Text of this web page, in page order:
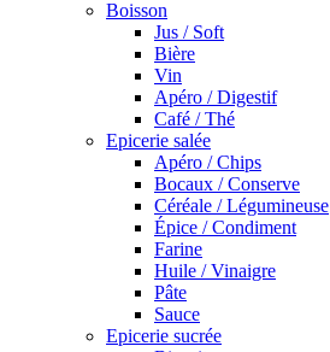
Boisson
Jus / Soft
Bière
Vin
Apéro / Digestif
Café / Thé
Epicerie salée
Apéro / Chips
Bocaux / Conserve
Céréale / Légumineuse
Épice / Condiment
Farine
Huile / Vinaigre
Pâte
Sauce
Epicerie sucrée